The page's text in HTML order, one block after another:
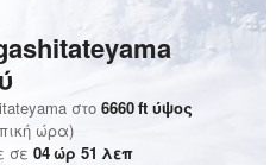
στο 6660ft ύψος
ώρα)
σε 04ώρ 51 λεπ